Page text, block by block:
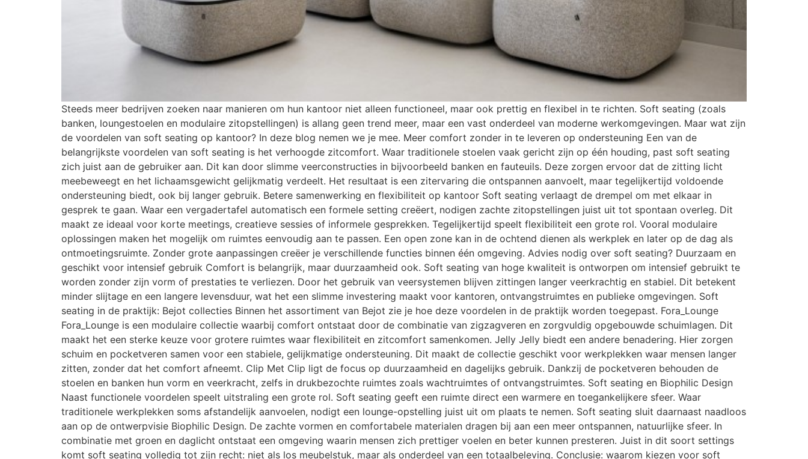
Steeds meer bedrijven zoeken naar manieren om hun kantoor niet alleen functioneel, maar ook prettig en flexibel in te richten. Soft seating (zoals
banken, loungestoelen en modulaire zitopstellingen) is allang geen trend meer, maar een vast onderdeel van moderne werkomgevingen. Maar wat zijn
de voordelen van soft seating op kantoor? In deze blog nemen we je mee. Meer comfort zonder in te leveren op ondersteuning Een van de
belangrijkste voordelen van soft seating is het verhoogde zitcomfort. Waar traditionele stoelen vaak gericht zijn op één houding, past soft seating
zich juist aan de gebruiker aan. Dit kan door slimme veerconstructies in bijvoorbeeld banken en fauteuils. Deze zorgen ervoor dat de zitting licht
meebeweegt en het lichaamsgewicht gelijkmatig verdeelt. Het resultaat is een zitervaring die ontspannen aanvoelt, maar tegelijkertijd voldoende
ondersteuning biedt, ook bij langer gebruik. Betere samenwerking en flexibiliteit op kantoor Soft seating verlaagt de drempel om met elkaar in
gesprek te gaan. Waar een vergadertafel automatisch een formele setting creëert, nodigen zachte zitopstellingen juist uit tot spontaan overleg. Dit
maakt ze ideaal voor korte meetings, creatieve sessies of informele gesprekken. Tegelijkertijd speelt flexibiliteit een grote rol. Vooral modulaire
oplossingen maken het mogelijk om ruimtes eenvoudig aan te passen. Een open zone kan in de ochtend dienen als werkplek en later op de dag als
ontmoetingsruimte. Zonder grote aanpassingen creëer je verschillende functies binnen één omgeving. Advies nodig over soft seating? Duurzaam en
geschikt voor intensief gebruik Comfort is belangrijk, maar duurzaamheid ook. Soft seating van hoge kwaliteit is ontworpen om intensief gebruikt te
worden zonder zijn vorm of prestaties te verliezen. Door het gebruik van veersystemen blijven zittingen langer veerkrachtig en stabiel. Dit betekent
minder slijtage en een langere levensduur, wat het een slimme investering maakt voor kantoren, ontvangstruimtes en publieke omgevingen. Soft
seating in de praktijk: Bejot collecties Binnen het assortiment van Bejot zie je hoe deze voordelen in de praktijk worden toegepast. Fora_Lounge
Fora_Lounge is een modulaire collectie waarbij comfort ontstaat door de combinatie van zigzagveren en zorgvuldig opgebouwde schuimlagen. Dit
maakt het een sterke keuze voor grotere ruimtes waar flexibiliteit en zitcomfort samenkomen. Jelly Jelly biedt een andere benadering. Hier zorgen
schuim en pocketveren samen voor een stabiele, gelijkmatige ondersteuning. Dit maakt de collectie geschikt voor werkplekken waar mensen langer
zitten, zonder dat het comfort afneemt. Clip Met Clip ligt de focus op duurzaamheid en dagelijks gebruik. Dankzij de pocketveren behouden de
stoelen en banken hun vorm en veerkracht, zelfs in drukbezochte ruimtes zoals wachtruimtes of ontvangstruimtes. Soft seating en Biophilic Design
Naast functionele voordelen speelt uitstraling een grote rol. Soft seating geeft een ruimte direct een warmere en toegankelijkere sfeer. Waar
traditionele werkplekken soms afstandelijk aanvoelen, nodigt een lounge-opstelling juist uit om plaats te nemen. Soft seating sluit daarnaast naadloos
aan op de ontwerpvisie Biophilic Design. De zachte vormen en comfortabele materialen dragen bij aan een meer ontspannen, natuurlijke sfeer. In
combinatie met groen en daglicht ontstaat een omgeving waarin mensen zich prettiger voelen en beter kunnen presteren. Juist in dit soort settings
komt soft seating volledig tot zijn recht: niet als los meubelstuk, maar als onderdeel van een totaalbeleving. Conclusie: waarom kiezen voor soft